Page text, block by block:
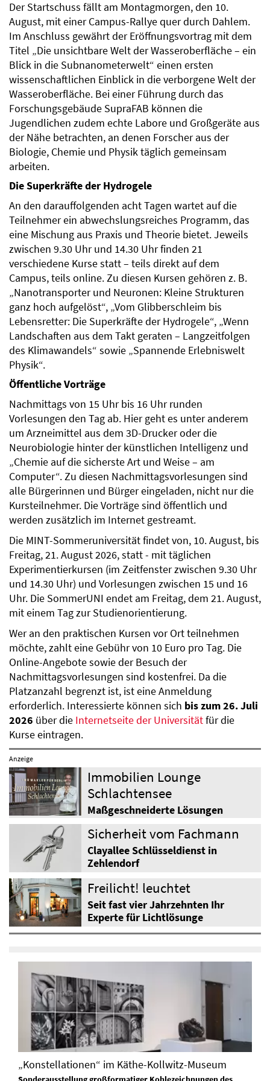
Der Startschuss fällt am Montagmorgen, den 10.
August, mit einer Campus-Rallye quer durch Dahlem.
Im Anschluss gewährt der Eröffnungsvortrag mit dem
Titel „Die unsichtbare Welt der Wasseroberfläche – ein
Blick in die Subnanometerwelt“ einen ersten
wissenschaftlichen Einblick in die verborgene Welt der
Wasseroberfläche. Bei einer Führung durch das
Forschungsgebäude SupraFAB können die
Jugendlichen zudem echte Labore und Großgeräte aus
der Nähe betrachten, an denen Forscher aus der
Biologie, Chemie und Physik täglich gemeinsam
arbeiten.
Die Superkräfte der Hydrogele
An den darauffolgenden acht Tagen wartet auf die
Teilnehmer ein abwechslungsreiches Programm, das
eine Mischung aus Praxis und Theorie bietet. Jeweils
zwischen 9.30 Uhr und 14.30 Uhr finden 21
verschiedene Kurse statt – teils direkt auf dem
Campus, teils online. Zu diesen Kursen gehören z. B.
„Nanotransporter und Neuronen: Kleine Strukturen
ganz hoch aufgelöst“, „Vom Glibberschleim bis
Lebensretter: Die Superkräfte der Hydrogele“, „Wenn
Landschaften aus dem Takt geraten – Langzeitfolgen
des Klimawandels“ sowie „Spannende Erlebniswelt
Physik“.
Öffentliche Vorträge
Nachmittags von 15 Uhr bis 16 Uhr runden
Vorlesungen den Tag ab. Hier geht es unter anderem
um Arzneimittel aus dem 3D-Drucker oder die
Neurobiologie hinter der künstlichen Intelligenz und
„Chemie auf die sicherste Art und Weise – am
Computer“. Zu diesen Nachmittagsvorlesungen sind
alle Bürgerinnen und Bürger eingeladen, nicht nur die
Kursteilnehmer. Die Vorträge sind öffentlich und
werden zusätzlich im Internet gestreamt.
Die MINT-Sommeruniversität findet von, 10. August, bis
Freitag, 21. August 2026, statt - mit täglichen
Experimentierkursen (im Zeitfenster zwischen 9.30 Uhr
und 14.30 Uhr) und Vorlesungen zwischen 15 und 16
Uhr. Die SommerUNI endet am Freitag, dem 21. August,
mit einem Tag zur Studienorientierung.
Wer an den praktischen Kursen vor Ort teilnehmen
möchte, zahlt eine Gebühr von 10 Euro pro Tag. Die
Online-Angebote sowie der Besuch der
Nachmittagsvorlesungen sind kostenfrei. Da die
Platzanzahl begrenzt ist, ist eine Anmeldung
erforderlich. Interessierte können sich bis zum 26. Juli
2026 über die Internetseite der Universitätfür die
Kurse eintragen.
Anzeige
Immobilien Lounge
Schlachtensee
Maßgeschneiderte Lösungen
Sicherheit vom Fachmann
Clayallee Schlüsseldienst in
Zehlendorf
Freilicht! leuchtet
Seit fast vier Jahrzehnten Ihr
Experte für Lichtlösunge
„Konstellationen“ im Käthe-Kollwitz-Museum